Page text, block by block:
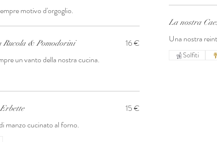
motivo d'orgoglio.
Rucola & Pomodorini
un vanto della nostra cucina.
16 €
manzo cucinato al forno.
15 €
La nostra
Una nostra
Solfiti